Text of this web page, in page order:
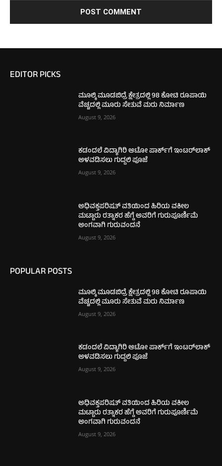
EDITOR PICKS
ಮೂಲ್ಕಿ ಮೂಡಬಿದ್ರೆ ಕ್ಷೇತ್ರದಲ್ಲಿ 98 ಕೋಟಿ ರೂಪಾಯಿ
ವೆಚ್ಚದಲ್ಲಿ ಮೂರು ಸೇತುವೆ ಮರು ನಿರ್ಮಾಣ
August 9, 2026
ಕಡಂದಲೆ ವಿದ್ಯಾಗಿರಿ ಆಟೋ ಪಾರ್ಕ್‌ಗೆ ಇಂಟರ್‌ಲಾಕ್
ಅಳವಡಿಸಲು ಗುದ್ದಲಿ ಪೂಜೆ
August 9, 2026
ಅಧಿವಕ್ತಪರಿಷತ್ ವತಿಯಿಂದ ಹಿರಿಯ ವಕೀಲ
ಮಟ್ಟಾರು ರತ್ನಾಕರ ಹೆಗ್ಡೆ ಅವರಿಗೆ ಗುರುಪೂರ್ಣಿಮೆ
ಅಂಗವಾಗಿ ಗುರುವಂದನೆ
August 9, 2026
POPULAR POSTS
ಮೂಲ್ಕಿ ಮೂಡಬಿದ್ರೆ ಕ್ಷೇತ್ರದಲ್ಲಿ 98 ಕೋಟಿ ರೂಪಾಯಿ
ವೆಚ್ಚದಲ್ಲಿ ಮೂರು ಸೇತುವೆ ಮರು ನಿರ್ಮಾಣ
August 9, 2026
ಕಡಂದಲೆ ವಿದ್ಯಾಗಿರಿ ಆಟೋ ಪಾರ್ಕ್‌ಗೆ ಇಂಟರ್‌ಲಾಕ್
ಅಳವಡಿಸಲು ಗುದ್ದಲಿ ಪೂಜೆ
August 9, 2026
ಅಧಿವಕ್ತಪರಿಷತ್ ವತಿಯಿಂದ ಹಿರಿಯ ವಕೀಲ
ಮಟ್ಟಾರು ರತ್ನಾಕರ ಹೆಗ್ಡೆ ಅವರಿಗೆ ಗುರುಪೂರ್ಣಿಮೆ
ಅಂಗವಾಗಿ ಗುರುವಂದನೆ
August 9, 2026